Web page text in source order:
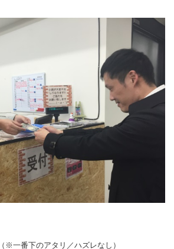
（※一番下のアタリ／ハズレなし）